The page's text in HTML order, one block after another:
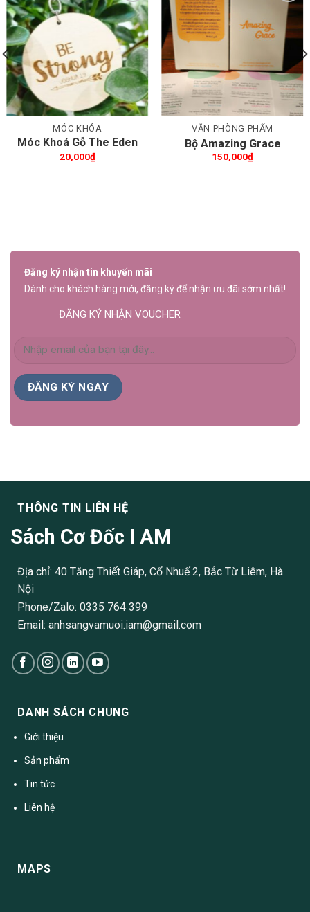
Thêm wishlist
MÓC KHÓA
Móc Khoá Gỗ The Eden
Garden
20,000₫
Thêm wishlist
VĂN PHÒNG PHẨM
Bộ Amazing Grace
150,000₫
Đăng ký nhận tin khuyến mãi
Dành cho khách hàng mới, đăng ký để nhận ưu đãi sớm nhất!
ĐĂNG KÝ NHẬN VOUCHER
THÔNG TIN LIÊN HỆ
Sách Cơ Đốc I AM
Địa chỉ: 40 Tăng Thiết Giáp, Cổ Nhuế 2, Bắc Từ Liêm, Hà
Nội
Phone/Zalo: 0335 764 399
Email: anhsangvamuoi.iam@gmail.com
DANH SÁCH CHUNG
Giới thiệu
Sản phẩm
Tin tức
Liên hệ
MAPS